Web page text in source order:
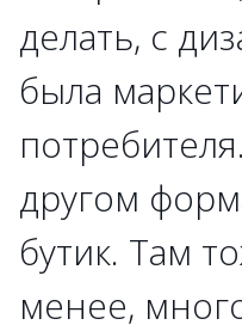
делать, с
была
другом
бутик. Там
менее,